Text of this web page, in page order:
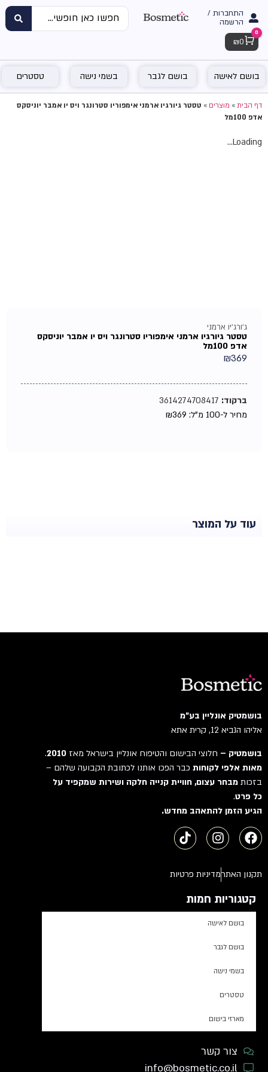
התחברות /
הרשמה
Cart
0
₪ 0
בושם לאישה בושם לגבר בשמי נישה טסטרים
דף הבית»מוצרים»טסטר גיורגיו ארמני אימפוריו סטרונגר ויס יו אמבר יוניסקס
אדפ 100מל
Loading...
ג'ורג'יו ארמני
טסטר גיורגיו ארמני אימפוריו סטרונגר ויס יו אמבר יוניסקס
אדפ 100מל
₪369
ברקוד:3614274708417
מחיר ל-100 מ"ל:
₪369
עוד על המוצר
בושמטיק אונליין בע"מ
אליהו הנביא 12, קרית אתא
בושמטיק –חלוצי הבישום והטיפוח אונליין בישראל מאז2010
.
מאות אלפי לקוחותכבר הפכו אותנו לכתובת הקבועה שלהם –
בזכותמבחר עצום, חוויית קנייה חלקה ושירות שמקפיד על
כל פרט.
הגיע הזמן להתאהב מחדש.
תקנון האתרמדיניות פרטיות
קטגוריות חמות
בושם לאישה
בושם לגבר
בשמי נישה
טסטרים
מארזי בישום
צור קשר
info@bosmetic.co.il